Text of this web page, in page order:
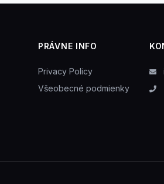
PRÁVNE INFO
Privacy Policy
Všeobecné podmienky